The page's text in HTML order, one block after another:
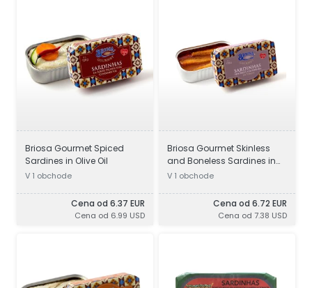
Briosa Gourmet Spiced
Sardines in Olive Oil
V 1 obchode
Cena od 6.37 EUR
Cena od 6.99 USD
Briosa Gourmet Skinless
and Boneless Sardines in
Tomato Sauce
V 1 obchode
Cena od 6.72 EUR
Cena od 7.38 USD